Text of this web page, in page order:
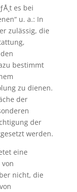
es bei
u. a.: In
zulässig, die
bestimmt
zu dienen.
der
der
werden.
eine
nicht, die